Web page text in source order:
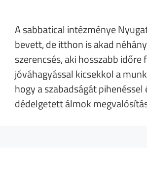
A sabbatical intézménye
bevett, de itthon is akad
szerencsés, aki hosszabb időre
jóváhagyással kicsekkol a
hogy a szabadságát pihenéssel
dédelgetett álmok